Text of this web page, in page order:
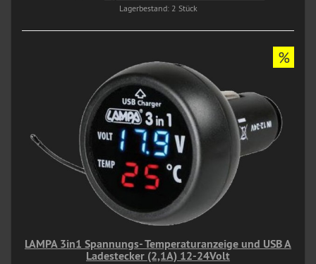
Lagerbestand: 2 Stück
LAMPA 3in1 Spannungs- Temperaturanzeige und USB A
Ladestecker (2,1A) 12-24Volt
%